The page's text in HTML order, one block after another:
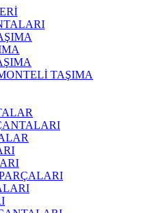
TAŞIMA